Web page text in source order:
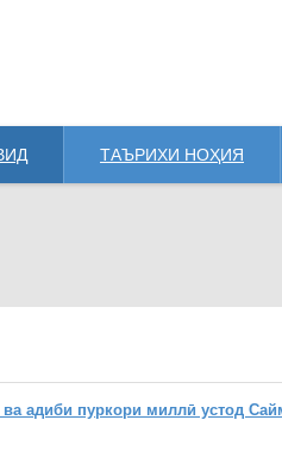
ТАЪРИХИ НОҲИЯ
адиби пуркори миллӣ устод